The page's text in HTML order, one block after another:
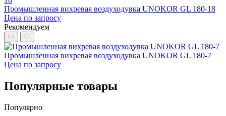
Промышленная вихревая воздуходувка UNOKOR GL 180-18
Цена по запросу
Рекомендуем
Промышленная вихревая воздуходувка UNOKOR GL 180-7
Цена по запросу
Популярные товары
Популярно